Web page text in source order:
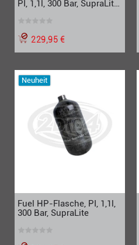
PI, 1,1l, 300 Bar, SupraLite
229,95 €
Neuheit
Fuel HP-Flasche, PI, 1,1l,
300 Bar, SupraLite